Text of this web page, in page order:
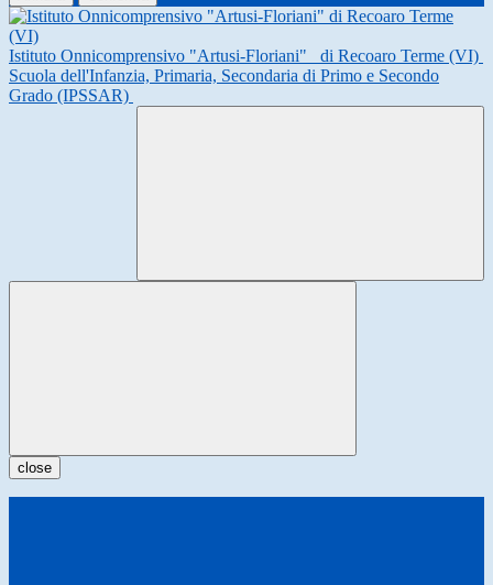
Istituto Onnicomprensivo "Artusi-Floriani"
di Recoaro Terme (VI)
Scuola dell'Infanzia, Primaria, Secondaria di Primo e Secondo
Grado (IPSSAR)
close